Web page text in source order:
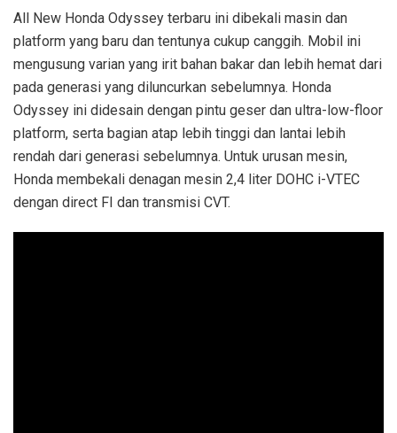
All New Honda Odyssey terbaru ini dibekali masin dan
platform yang baru dan tentunya cukup canggih. Mobil ini
mengusung varian yang irit bahan bakar dan lebih hemat dari
pada generasi yang diluncurkan sebelumnya. Honda
Odyssey ini didesain dengan pintu geser dan ultra-low-floor
platform, serta bagian atap lebih tinggi dan lantai lebih
rendah dari generasi sebelumnya. Untuk urusan mesin,
Honda membekali denagan mesin 2,4 liter DOHC i-VTEC
dengan direct FI dan transmisi CVT.